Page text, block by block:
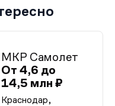
МКР Самолет
От 4,6 до
14,5 млн ₽
Краснодар,